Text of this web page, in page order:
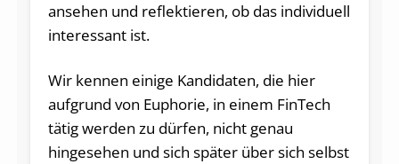
ansehen und reflektieren, ob das individuell
interessant ist.
Wir kennen einige Kandidaten, die hier
aufgrund von Euphorie, in einem FinTech
tätig werden zu dürfen, nicht genau
hingesehen und sich später über sich selbst